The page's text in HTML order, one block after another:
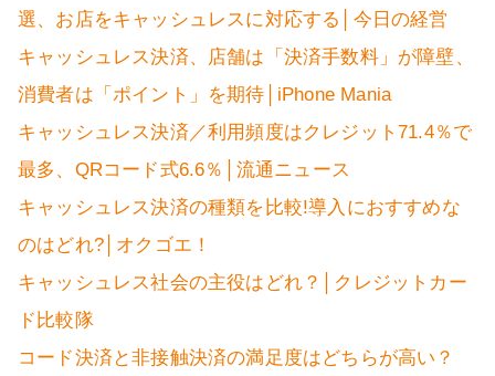
選、お店をキャッシュレスに対応する│今日の経営
キャッシュレス決済、店舗は「決済手数料」が障壁、
消費者は「ポイント」を期待│iPhone Mania
キャッシュレス決済／利用頻度はクレジット71.4％で
最多、QRコード式6.6％│流通ニュース
キャッシュレス決済の種類を比較!導入におすすめな
のはどれ?│オクゴエ！
キャッシュレス社会の主役はどれ？│クレジットカー
ド比較隊
コード決済と非接触決済の満足度はどちらが高い？